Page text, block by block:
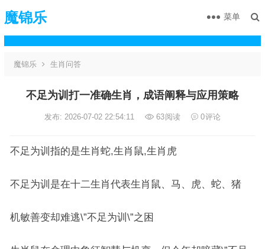
魔锦乐 菜单
魔锦乐 生肖问答
不足为训打一准确生肖，成语阐释与应用策略
发布: 2026-07-02 22:54:11 63阅读 0评论
不足为训指的是生肖蛇,生肖鼠,生肖虎
不足为训是在十二生肖代表生肖鼠、马、虎、蛇、猪
机敏善变却难逃\”不足为训\”之困